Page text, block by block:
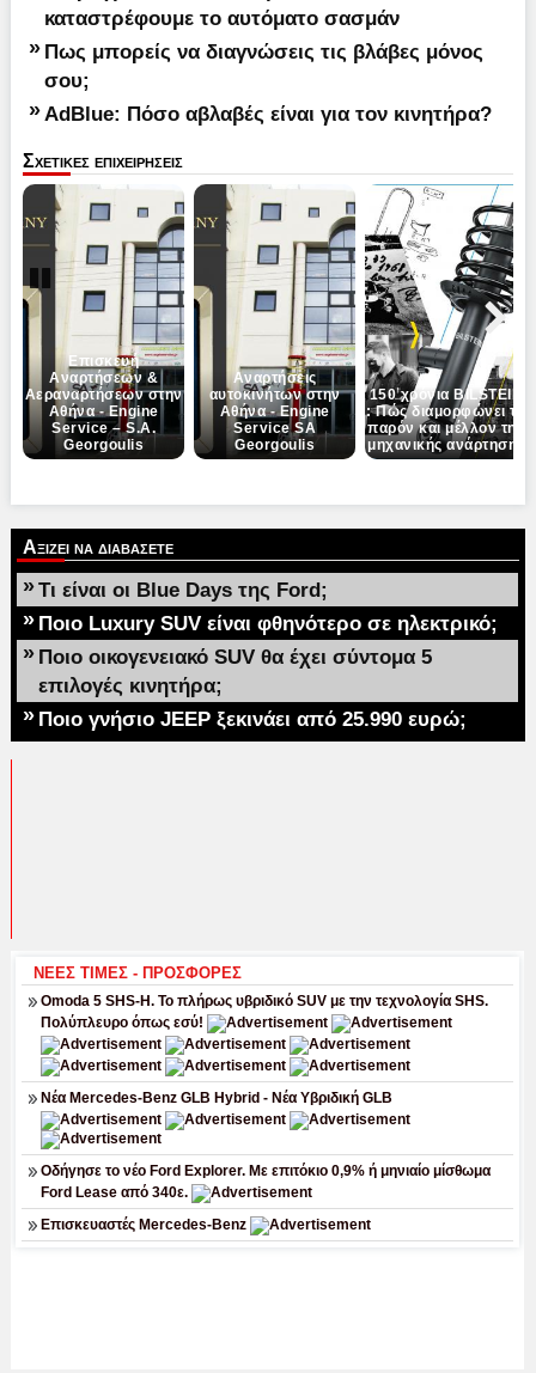
καταστρέφουμε το αυτόματο σασμάν
» Πως μπορείς να διαγνώσεις τις βλάβες μόνος
σου;
» AdBlue: Πόσο αβλαβές είναι για τον κινητήρα?
Σχετικες επιχειρησεις
Επισκευή
Αναρτήσεων &
Αεραναρτήσεων στην
Αθήνα - Engine
Service – S.A.
Georgoulis
Αναρτήσεις
αυτοκινήτων στην
Αθήνα - Engine
Service SA
Georgoulis
150 χρόνια BILSTEIN
: Πώς διαμορφώνει το
παρόν και μέλλον της
μηχανικής ανάρτησης
Next
Pause
Αξιζει να διαβασετε
» Τι είναι οι Blue Days της Ford;
» Ποιο Luxury SUV είναι φθηνότερο σε ηλεκτρικό;
» Ποιο οικογενειακό SUV θα έχει σύντομα 5
επιλογές κινητήρα;
» Ποιο γνήσιο JEEP ξεκινάει από 25.990 ευρώ;